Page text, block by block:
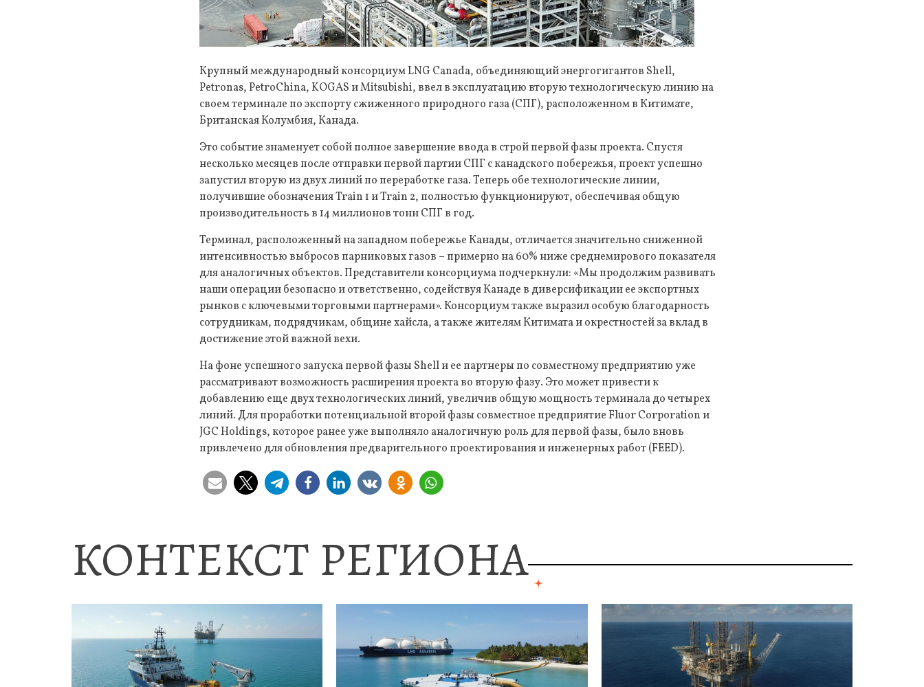
Крупный международный консорциум LNG Canada, объединяющий энергогигантов Shell,
Petronas, PetroChina, KOGAS и Mitsubishi, ввел в эксплуатацию вторую технологическую линию на
своем терминале по экспорту сжиженного природного газа (СПГ), расположенном в Китимате,
Британская Колумбия, Канада.
Это событие знаменует собой полное завершение ввода в строй первой фазы проекта. Спустя
несколько месяцев после отправки первой партии СПГ с канадского побережья, проект успешно
запустил вторую из двух линий по переработке газа. Теперь обе технологические линии,
получившие обозначения Train 1 и Train 2, полностью функционируют, обеспечивая общую
производительность в 14 миллионов тонн СПГ в год.
Терминал, расположенный на западном побережье Канады, отличается значительно сниженной
интенсивностью выбросов парниковых газов – примерно на 60% ниже среднемирового показателя
для аналогичных объектов. Представители консорциума подчеркнули: «Мы продолжим развивать
наши операции безопасно и ответственно, содействуя Канаде в диверсификации ее экспортных
рынков с ключевыми торговыми партнерами». Консорциум также выразил особую благодарность
сотрудникам, подрядчикам, общине хайсла, а также жителям Китимата и окрестностей за вклад в
достижение этой важной вехи.
На фоне успешного запуска первой фазы Shell и ее партнеры по совместному предприятию уже
рассматривают возможность расширения проекта во вторую фазу. Это может привести к
добавлению еще двух технологических линий, увеличив общую мощность терминала до четырех
линий. Для проработки потенциальной второй фазы совместное предприятие Fluor Corporation и
JGC Holdings, которое ранее уже выполняло аналогичную роль для первой фазы, было вновь
привлечено для обновления предварительного проектирования и инженерных работ (FEED).
КОНТЕКСТ РЕГИОНА